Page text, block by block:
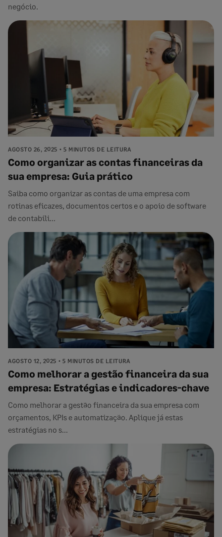
negócio.
AGOSTO 26, 2025 5 MINUTOS DE LEITURA
Como organizar as contas financeiras da
sua empresa: Guia prático
Saiba como organizar as contas de uma empresa com
rotinas eficazes, documentos certos e o apoio de software
de contabili...
AGOSTO 12, 2025 5 MINUTOS DE LEITURA
Como melhorar a gestão financeira da sua
empresa: Estratégias e indicadores-chave
Como melhorar a gestão financeira da sua empresa com
orçamentos, KPIs e automatização. Aplique já estas
estratégias no s...